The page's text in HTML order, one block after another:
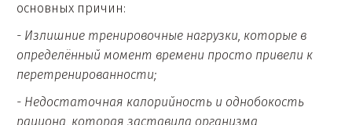
основных причин:
- Излишние тренировочные нагрузки, которые в
определённый момент времени просто привели к
перетренированности;
- Недостаточная калорийность и однобокость
рациона, которая заставила организма